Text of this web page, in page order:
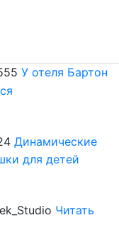
У отеля Бартон
Динамические
для детей
Читать